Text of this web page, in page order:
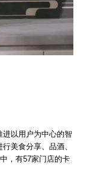
进以用户为中心的智
美食分享、品酒、
，有57家门店的卡